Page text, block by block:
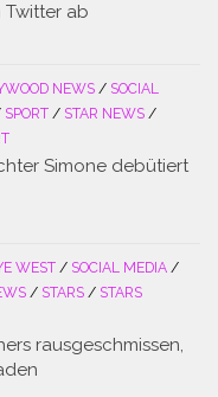
ab
NEWS / SOCIAL
SPORT / STAR NEWS /
Simone debütiert
WEST / SOCIAL MEDIA /
/ STARS / STARS
rausgeschmissen,